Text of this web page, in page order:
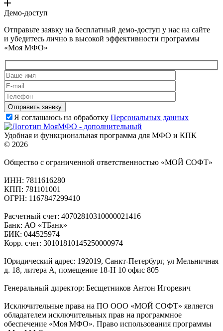
Демо-доступ
Отправьте заявку на бесплатный демо-доступ у нас на сайте
и убедитесь лично в высокой эффективности программы
«Моя МФО»
Я соглашаюсь на обработку Персональных данных
Удобная и функциональная программа для МФО и КПК
© 2026
Общество с ограниченной ответственностью «МОЙ СОФТ»
ИНН: 7811616280
КПП: 781101001
ОГРН: 1167847299410
Расчетный счет: 40702810310000021416
Банк: АО «ТБанк»
БИК: 044525974
Корр. счет: 30101810145250000974
Юридический адрес: 192019, Санкт-Петербург, ул Мельничная
д. 18, литера А, помещение 18-Н 10 офис 805
Генеральный директор: Бесщетников Антон Игоревич
Исключительные права на ПО ООО «МОЙ СОФТ» является
обладателем исключительных прав на программное
обеспечение «Моя МФО». Право использования программы